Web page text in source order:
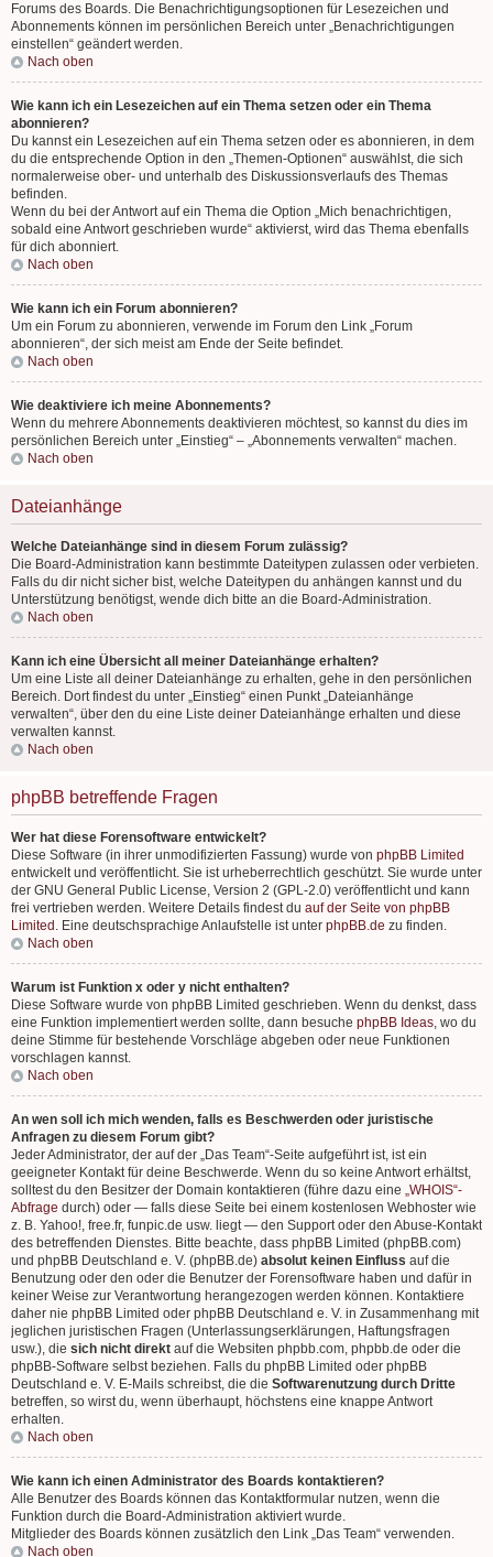
Forums des Boards. Die Benachrichtigungsoptionen für Lesezeichen und
Abonnements können im persönlichen Bereich unter „Benachrichtigungen
einstellen“ geändert werden.
Nach oben
Wie kann ich ein Lesezeichen auf ein Thema setzen oder ein Thema
abonnieren?
Du kannst ein Lesezeichen auf ein Thema setzen oder es abonnieren, in dem
du die entsprechende Option in den „Themen-Optionen“ auswählst, die sich
normalerweise ober- und unterhalb des Diskussionsverlaufs des Themas
befinden.
Wenn du bei der Antwort auf ein Thema die Option „Mich benachrichtigen,
sobald eine Antwort geschrieben wurde“ aktivierst, wird das Thema ebenfalls
für dich abonniert.
Nach oben
Wie kann ich ein Forum abonnieren?
Um ein Forum zu abonnieren, verwende im Forum den Link „Forum
abonnieren“, der sich meist am Ende der Seite befindet.
Nach oben
Wie deaktiviere ich meine Abonnements?
Wenn du mehrere Abonnements deaktivieren möchtest, so kannst du dies im
persönlichen Bereich unter „Einstieg“ – „Abonnements verwalten“ machen.
Nach oben
Dateianhänge
Welche Dateianhänge sind in diesem Forum zulässig?
Die Board-Administration kann bestimmte Dateitypen zulassen oder verbieten.
Falls du dir nicht sicher bist, welche Dateitypen du anhängen kannst und du
Unterstützung benötigst, wende dich bitte an die Board-Administration.
Nach oben
Kann ich eine Übersicht all meiner Dateianhänge erhalten?
Um eine Liste all deiner Dateianhänge zu erhalten, gehe in den persönlichen
Bereich. Dort findest du unter „Einstieg“ einen Punkt „Dateianhänge
verwalten“, über den du eine Liste deiner Dateianhänge erhalten und diese
verwalten kannst.
Nach oben
phpBB betreffende Fragen
Wer hat diese Forensoftware entwickelt?
Diese Software (in ihrer unmodifizierten Fassung) wurde von phpBB Limited
entwickelt und veröffentlicht. Sie ist urheberrechtlich geschützt. Sie wurde unter
der GNU General Public License, Version 2 (GPL-2.0) veröffentlicht und kann
frei vertrieben werden. Weitere Details findest du auf der Seite von phpBB
Limited . Eine deutschsprachige Anlaufstelle ist unter phpBB.de zu finden.
Nach oben
Warum ist Funktion x oder y nicht enthalten?
Diese Software wurde von phpBB Limited geschrieben. Wenn du denkst, dass
eine Funktion implementiert werden sollte, dann besuche phpBB Ideas, wo du
deine Stimme für bestehende Vorschläge abgeben oder neue Funktionen
vorschlagen kannst.
Nach oben
An wen soll ich mich wenden, falls es Beschwerden oder juristische
Anfragen zu diesem Forum gibt?
Jeder Administrator, der auf der „Das Team“-Seite aufgeführt ist, ist ein
geeigneter Kontakt für deine Beschwerde. Wenn du so keine Antwort erhältst,
solltest du den Besitzer der Domain kontaktieren (führe dazu eine „WHOIS“-
Abfrage durch) oder — falls diese Seite bei einem kostenlosen Webhoster wie
z. B. Yahoo!, free.fr, funpic.de usw. liegt — den Support oder den Abuse-Kontakt
des betreffenden Dienstes. Bitte beachte, dass phpBB Limited (phpBB.com)
und phpBB Deutschland e. V. (phpBB.de) absolut keinen Einfluss auf die
Benutzung oder den oder die Benutzer der Forensoftware haben und dafür in
keiner Weise zur Verantwortung herangezogen werden können. Kontaktiere
daher nie phpBB Limited oder phpBB Deutschland e. V. in Zusammenhang mit
jeglichen juristischen Fragen (Unterlassungserklärungen, Haftungsfragen
usw.), die sich nicht direkt auf die Websiten phpbb.com, phpbb.de oder die
phpBB-Software selbst beziehen. Falls du phpBB Limited oder phpBB
Deutschland e. V. E-Mails schreibst, die die Softwarenutzung durch Dritte
betreffen, so wirst du, wenn überhaupt, höchstens eine knappe Antwort
erhalten.
Nach oben
Wie kann ich einen Administrator des Boards kontaktieren?
Alle Benutzer des Boards können das Kontaktformular nutzen, wenn die
Funktion durch die Board-Administration aktiviert wurde.
Mitglieder des Boards können zusätzlich den Link „Das Team“ verwenden.
Nach oben